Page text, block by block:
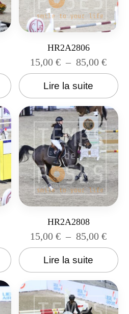
HR2A2806
15,00€ – 85,00€
Lire la suite
HR2A2808
15,00€ – 85,00€
Lire la suite